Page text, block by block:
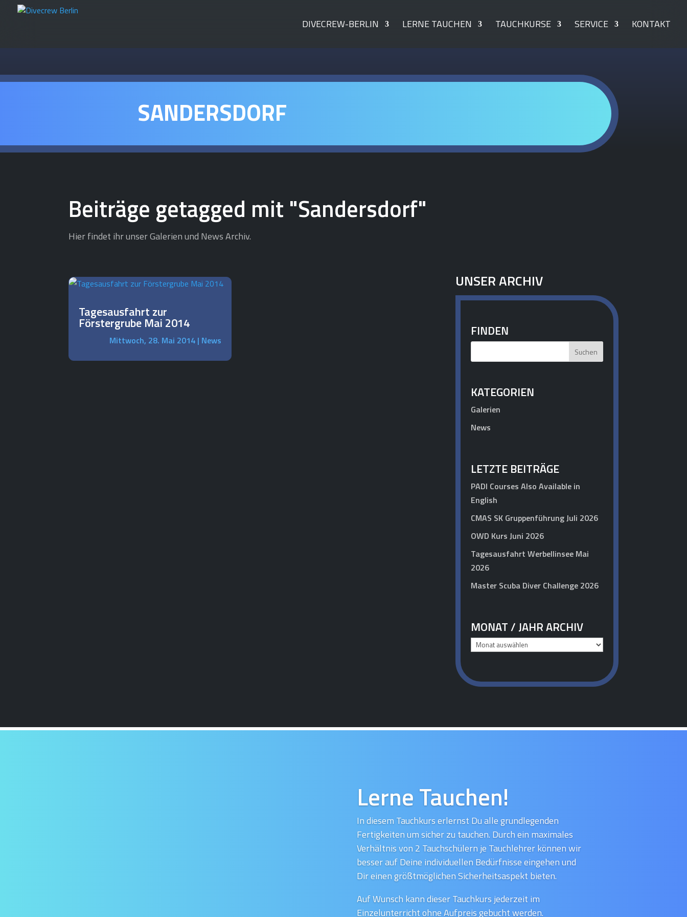
DIVECREW-BERLIN LERNE TAUCHEN TAUCHKURSE SERVICE KONTAKT
SANDERSDORF
Beiträge getagged mit "Sandersdorf"
Hier findet ihr unser Galerien und News Archiv.
Tagesausfahrt zur
Förstergrube Mai 2014
Mittwoch, 28. Mai 2014 | News
UNSER ARCHIV
FINDEN
KATEGORIEN
Galerien
News
LETZTE BEITRÄGE
PADI Courses Also Available in
English
CMAS SK Gruppenführung Juli 2026
OWD Kurs Juni 2026
Tagesausfahrt Werbellinsee Mai
2026
Master Scuba Diver Challenge 2026
MONAT / JAHR ARCHIV
Monat
Archiv
Lerne Tauchen!
In diesem Tauchkurs erlernst Du alle grundlegenden
Fertigkeiten um sicher zu tauchen. Durch ein maximales
Verhältnis von 2 Tauchschülern je Tauchlehrer können wir
besser auf Deine individuellen Bedürfnisse eingehen und
Dir einen größtmöglichen Sicherheitsaspekt bieten.
Auf Wunsch kann dieser Tauchkurs jederzeit im
Einzelunterricht ohne Aufpreis gebucht werden.